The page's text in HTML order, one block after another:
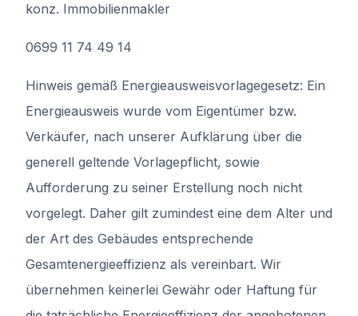
konz. Immobilienmakler
0699 11 74 49 14
Hinweis gemäß Energieausweisvorlagegesetz: Ein
Energieausweis wurde vom Eigentümer bzw.
Verkäufer, nach unserer Aufklärung über die
generell geltende Vorlagepflicht, sowie
Aufforderung zu seiner Erstellung noch nicht
vorgelegt. Daher gilt zumindest eine dem Alter und
der Art des Gebäudes entsprechende
Gesamtenergieeffizienz als vereinbart. Wir
übernehmen keinerlei Gewähr oder Haftung für